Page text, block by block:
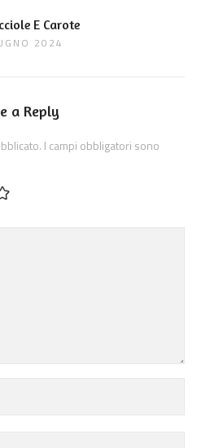
E Carote
2024
a Reply
I campi obbligatori sono